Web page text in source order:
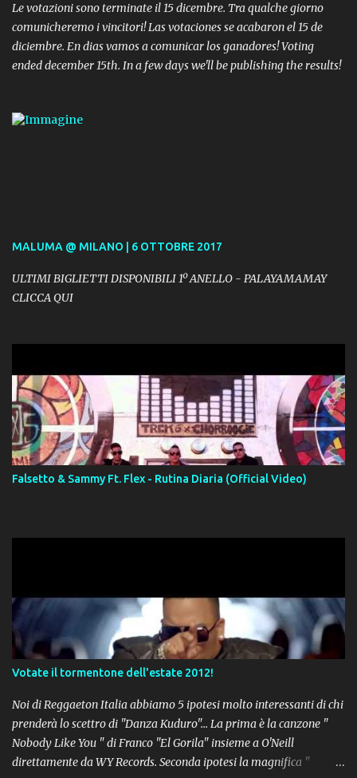
Le votazioni sono terminate il 15 dicembre. Tra qualche giorno
comunicheremo i vincitori! Las votaciones se acabaron el 15 de
diciembre. En dias vamos a comunicar los ganadores! Voting
ended december 15th. In a few days we'll be publishing the results!
MALUMA @ MILANO | 6 OTTOBRE 2017
ULTIMI BIGLIETTI DISPONIBILI 1º ANELLO - PALAYAMAMAY
CLICCA QUI
Falsetto & Sammy Ft. Flex - Rutina Diaria (Official Video)
Votate il tormentone dell'estate 2012!
Noi di Reggaeton Italia abbiamo 5 ipotesi molto interessanti di chi
prenderà lo scettro di "Danza Kuduro"... La prima è la canzone "
Nobody Like You " di Franco "El Gorila" insieme a O'Neill
direttamente da WY Records. Seconda ipotesi la magnifica "